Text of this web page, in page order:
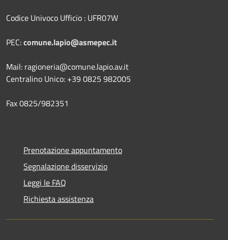
Codice Univoco Ufficio : UFR07W
PEC:comune.lapio@asmepec.it
Mail: ragioneria@comune.lapio.av.it
Centralino Unico: +39 0825 982005
Fax 0825/982351
Prenotazione appuntamento
Segnalazione disservizio
Leggi le FAQ
Richiesta assistenza